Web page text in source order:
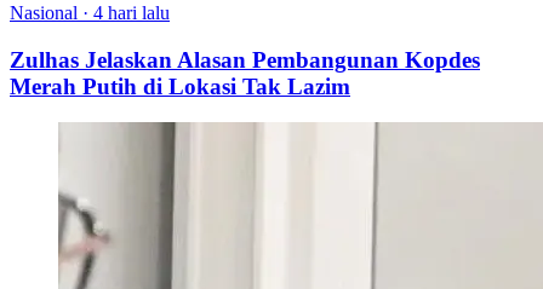
Nasional · 4 hari lalu
Zulhas Jelaskan Alasan Pembangunan Kopdes
Merah Putih di Lokasi Tak Lazim